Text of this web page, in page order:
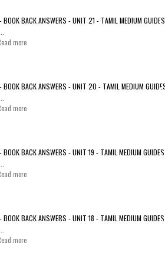
BOOK BACK ANSWERS - UNIT 21 - TAMIL MEDIUM GUIDES
more
BOOK BACK ANSWERS - UNIT 20 - TAMIL MEDIUM
more
BOOK BACK ANSWERS - UNIT 19 - TAMIL MEDIUM GUIDES
more
BOOK BACK ANSWERS - UNIT 18 - TAMIL MEDIUM GUIDES
more